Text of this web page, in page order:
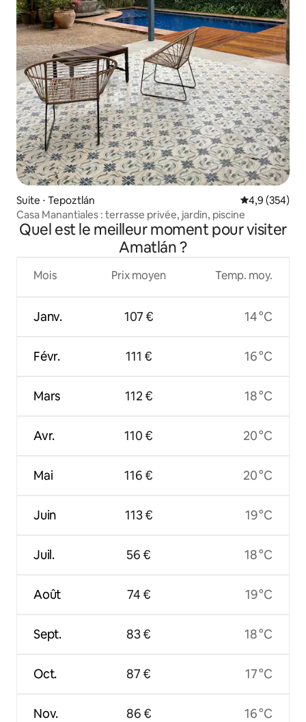
Suite ⋅ Tepoztlán Évaluation
4,9 (354)
Casa Manantiales : terrasse privée, jardin, piscine
Quel est le meilleur moment pour visiter
Amatlán ?
Mois
Janv.
Févr.
Mars
Avr.
Mai
Juin
Juil.
Août
Sept.
Oct.
Nov.
Prix moyen
107 €
111 €
112 €
110 €
116 €
113 €
56 €
74 €
83 €
87 €
86 €
Temp. moy.
14 °C
16 °C
18 °C
20 °C
20 °C
19 °C
18 °C
19 °C
18 °C
17 °C
16 °C